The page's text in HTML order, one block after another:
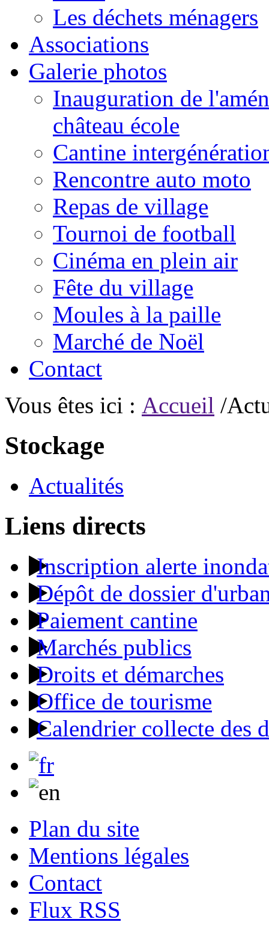
Les déchets ménagers
Associations
Galerie photos
Inauguration de
château école
Cantine
Rencontre auto moto
Repas de village
Tournoi de football
Cinéma en plein air
Fête du village
Moules à la paille
Marché de Noël
Contact
Vous êtes ici : Accueil /
Stockage
Actualités
Liens directs
Inscription alerte
Dépôt de dossier
Paiement cantine
Marchés publics
Droits et démarches
Office de tourisme
Calendrier collecte des
Plan du site
Mentions légales
Contact
Flux RSS